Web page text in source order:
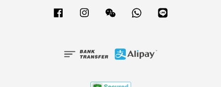
Facebook Instagram Wechat Whatsapp